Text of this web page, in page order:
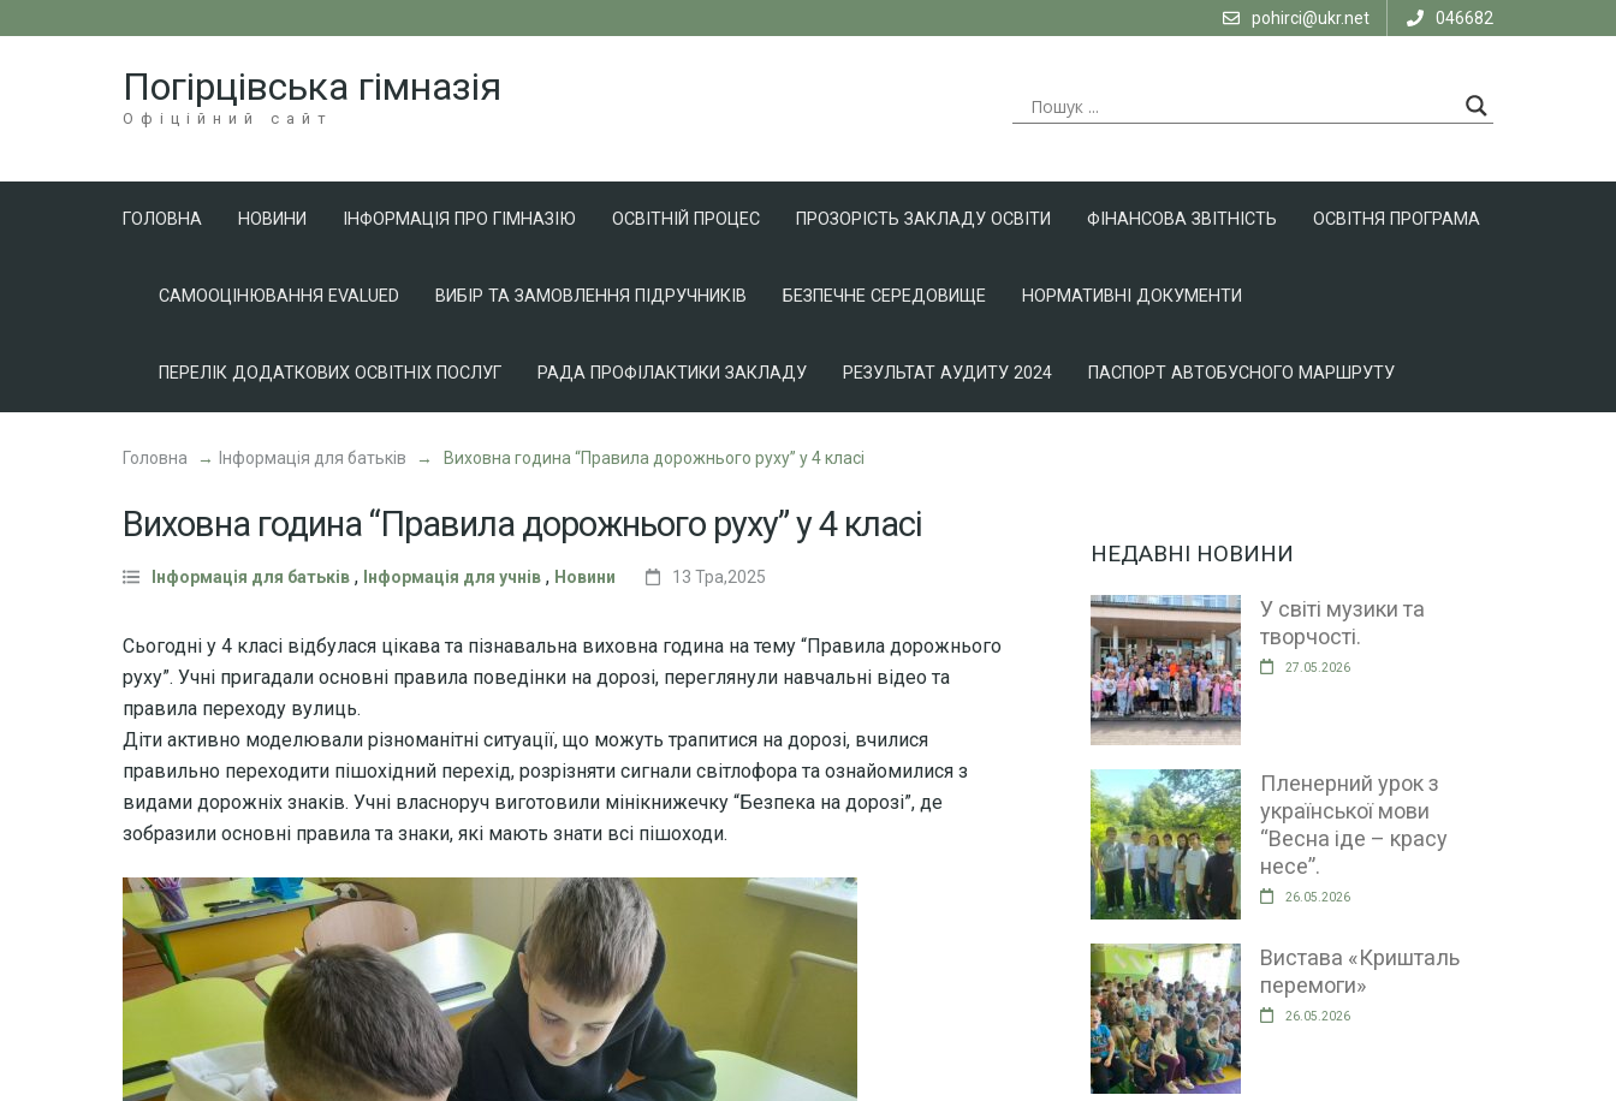
pohirci@ukr.net 046682
Погірцівська гімназія
Офіційний сайт
ГОЛОВНА НОВИНИ ІНФОРМАЦІЯ ПРО ГІМНАЗІЮ ОСВІТНІЙ ПРОЦЕС ПРОЗОРІСТЬ ЗАКЛАДУ ОСВІТИ ФІНАНСОВА ЗВІТНІСТЬ ОСВІТНЯ ПРОГРАМА
САМООЦІНЮВАННЯ EVALUED ВИБІР ТА ЗАМОВЛЕННЯ ПІДРУЧНИКІВ БЕЗПЕЧНЕ СЕРЕДОВИЩЕ НОРМАТИВНІ ДОКУМЕНТИ
ПЕРЕЛІК ДОДАТКОВИХ ОСВІТНІХ ПОСЛУГ РАДА ПРОФІЛАКТИКИ ЗАКЛАДУ РЕЗУЛЬТАТ АУДИТУ 2024 ПАСПОРТ АВТОБУСНОГО МАРШРУТУ
Головна → Інформація для батьків → Виховна година “Правила дорожнього руху” у 4 класі
Виховна година “Правила дорожнього руху” у 4 класі
Інформація для батьків , Інформація для учнів , Новини 13 Тра,2025
Сьогодні у 4 класі відбулася цікава та пізнавальна виховна година на тему “Правила дорожнього
руху”. Учні пригадали основні правила поведінки на дорозі, переглянули навчальні відео та
правила переходу вулиць.
Діти активно моделювали різноманітні ситуації, що можуть трапитися на дорозі, вчилися
правильно переходити пішохідний перехід, розрізняти сигнали світлофора та ознайомилися з
видами дорожніх знаків. Учні власноруч виготовили мінікнижечку “Безпека на дорозі”, де
зобразили основні правила та знаки, які мають знати всі пішоходи.
НЕДАВНІ НОВИНИ
У світі музики та
творчості.
27.05.2026
Пленерний урок з
української мови
“Весна іде – красу
несе”.
26.05.2026
Вистава «Кришталь
перемоги»
26.05.2026